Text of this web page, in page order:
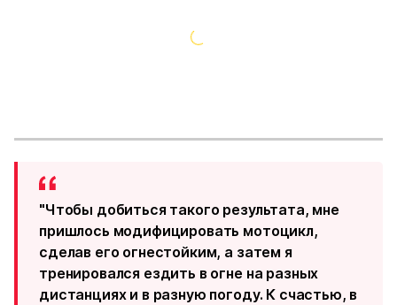
"Чтобы добиться такого результата, мне
пришлось модифицировать мотоцикл,
сделав его огнестойким, а затем я
тренировался ездить в огне на разных
дистанциях и в разную погоду. К счастью, в